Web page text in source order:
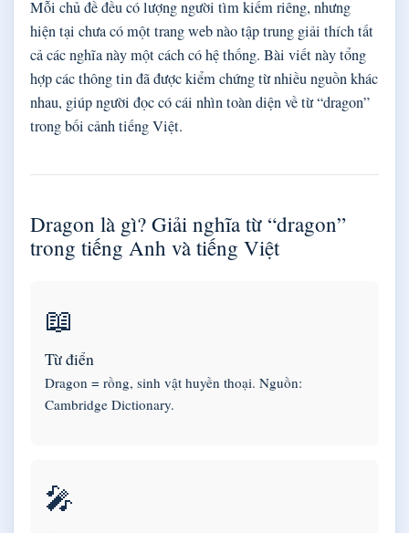
Mỗi chủ đề đều có lượng người tìm kiếm riêng, nhưng
hiện tại chưa có một trang web nào tập trung giải thích tất
cả các nghĩa này một cách có hệ thống. Bài viết này tổng
hợp các thông tin đã được kiểm chứng từ nhiều nguồn khác
nhau, giúp người đọc có cái nhìn toàn diện về từ “dragon”
trong bối cảnh tiếng Việt.
Dragon là gì? Giải nghĩa từ “dragon”
trong tiếng Anh và tiếng Việt
📖
Từ điển
Dragon = rồng, sinh vật huyền thoại. Nguồn:
Cambridge Dictionary.
🎤